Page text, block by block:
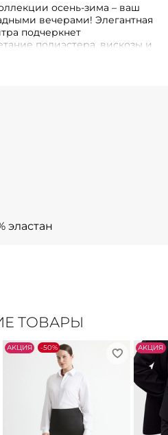
осень-зима – ваш
вечерами! Элегантная
подчеркнет
полиэстера, вискозы и
и свободу движений. Этот
эластан
ТОВАРЫ
АKЦИЯ -50% АKЦИЯ